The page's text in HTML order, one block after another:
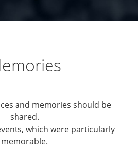
and memories should be
shared.
which were particularly
memorable.